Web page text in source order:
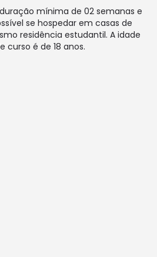
mínima de 02 semanas e
se hospedar em casas de
residência estudantil. A idade
curso é de 18 anos.